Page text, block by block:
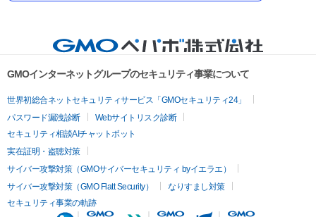
GMOインターネットグループのセキュリティ事業について
世界初総合ネットセキュリティサービス「GMOセキュリティ24」
パスワード漏洩診断
Webサイトリスク診断
セキュリティ相談AIチャットボット
実在証明・盗聴対策
サイバー攻撃対策（GMOサイバーセキュリティ byイエラエ）
サイバー攻撃対策（GMO Flatt Security）
なりすまし対策
セキュリティ事業の軌跡